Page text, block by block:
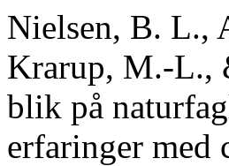
Nielsen, B. L.,
Krarup, M.-L.,
blik på
erfaringer med